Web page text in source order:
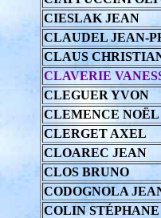
CIESLAK JEAN
CLAUDEL JEAN-
CLAUS
CLAVERIE
CLEGUER YVON
CLEMENCE NOËL
CLERGET AXEL
CLOAREC JEAN
CLOS BRUNO
CODOGNOLA
COLIN STÉPHANE